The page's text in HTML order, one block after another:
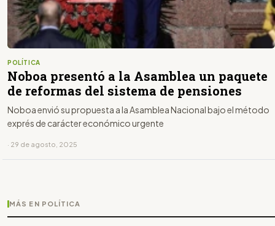
POLÍTICA
Noboa presentó a la Asamblea un paquete
de reformas del sistema de pensiones
Noboa envió su propuesta a la Asamblea Nacional bajo el método
exprés de carácter económico urgente
· 29 de agosto, 2025
MÁS EN POLÍTICA